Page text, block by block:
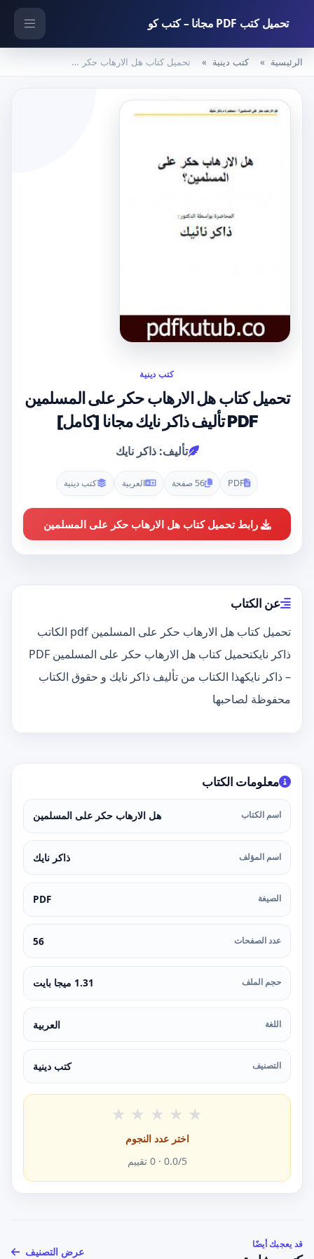
تحميل كتب PDF مجانا – كتب كو
الرئيسية كتب دينية تحميل كتاب هل الارهاب حكر على المسلمين PDF تأليف ذاكر نايك مجانا [كامل]
كتب دينية
تحميل كتاب هل الارهاب حكر على المسلمين
PDF تأليف ذاكر نايك مجانا [كامل]
تأليف: ذاكر نايك
PDF 56 صفحة العربية كتب دينية
رابط تحميل كتاب هل الارهاب حكر على المسلمين
عن الكتاب
تحميل كتاب هل الارهاب حكر على المسلمين pdf الكاتب
ذاكر نايكتحميل كتاب هل الارهاب حكر على المسلمين PDF
– ذاكر نايكهذا الكتاب من تأليف ذاكر نايك و حقوق الكتاب
محفوظة لصاحبها
معلومات الكتاب
اسم الكتاب هل الارهاب حكر على المسلمين
اسم المؤلف ذاكر نايك
الصيغة PDF
عدد الصفحات 56
حجم الملف 1.31 ميجا بايت
اللغة العربية
التصنيف كتب دينية
★ ★ ★ ★ ★
اختر عدد النجوم
0.0/5 ·
0 تقييم
قد يعجبك أيضًا
عرض التصنيف